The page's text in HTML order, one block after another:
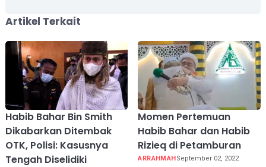
Artikel Terkait
Habib Bahar Bin Smith
Dikabarkan Ditembak
OTK, Polisi: Kasusnya
Tengah Diselidiki
Momen Pertemuan
Habib Bahar dan Habib
Rizieq di Petamburan
ARRAHMAHSeptember 02, 2022